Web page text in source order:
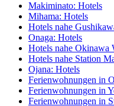
Makiminato: Hotels
Mihama: Hotels
Hotels nahe
Onaga: Hotels
Hotels nahe Okinawa
Hotels nahe Station
Ojana: Hotels
Ferienwohnungen in
Ferienwohnungen in
Ferienwohnungen in